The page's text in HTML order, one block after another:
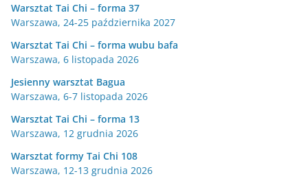
Warsztat Tai Chi – forma 37
Warszawa, 24-25 października 2027
Warsztat Tai Chi – forma wubu bafa
Warszawa, 6 listopada 2026
Jesienny warsztat Bagua
Warszawa, 6-7 listopada 2026
Warsztat Tai Chi – forma 13
Warszawa, 12 grudnia 2026
Warsztat formy Tai Chi 108
Warszawa, 12-13 grudnia 2026